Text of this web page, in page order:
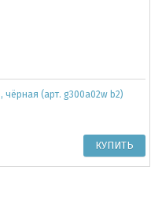
чёрная (арт. g300a02w b2)